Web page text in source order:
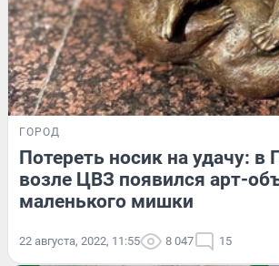
ГОРОД
Потереть носик на удачу: в
возле ЦВЗ появился арт-
маленького мишки
22 августа, 2022, 11:55 8 047 15